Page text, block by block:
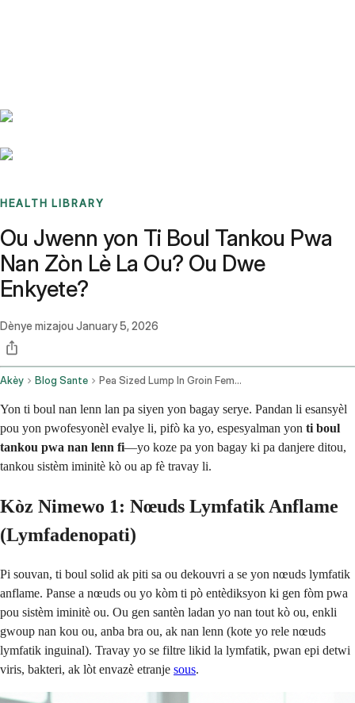
HEALTH LIBRARY
Ou Jwenn yon Ti Boul Tankou Pwa
Nan Zòn Lè La Ou? Ou Dwe
Enkyete?
Dènye mizajou January 5, 2026
Akèy Blog Sante Pea Sized Lump In Groin Female
Yon ti boul nan lenn lan pa siyen yon bagay serye. Pandan li esansyèl
pou yon pwofesyonèl evalye li, pifò ka yo, espesyalman yon ti boul
tankou pwa nan lenn fi—yo koze pa yon bagay ki pa danjere ditou,
tankou sistèm iminitè kò ou ap fè travay li.
Kòz Nimewo 1: Nœuds Lymfatik Anflame
(Lymfadenopati)
Pi souvan, ti boul solid ak piti sa ou dekouvri a se yon nœuds lymfatik
anflame. Panse a nœuds ou yo kòm ti pò entèdiksyon ki gen fòm pwa
pou sistèm iminitè ou. Ou gen santèn ladan yo nan tout kò ou, enkli
gwoup nan kou ou, anba bra ou, ak nan lenn (kote yo rele nœuds
lymfatik inguinal). Travay yo se filtre likid la lymfatik, pwan epi detwi
viris, bakteri, ak lòt envazè etranje sous.